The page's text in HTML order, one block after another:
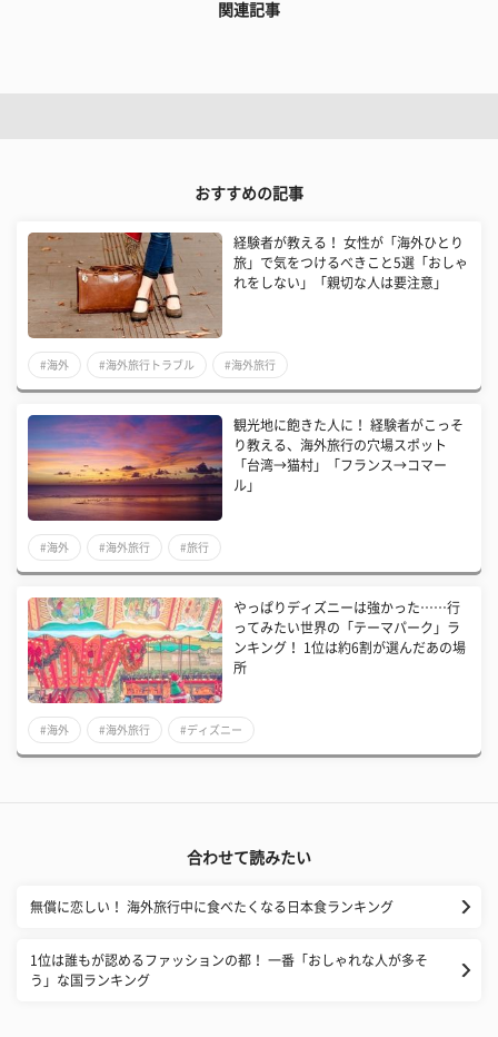
関連記事
おすすめの記事
経験者が教える！ 女性が「海外ひとり
旅」で気をつけるべきこと5選「おしゃ
れをしない」「親切な人は要注意」
#海外 #海外旅行トラブル #海外旅行
観光地に飽きた人に！ 経験者がこっそ
り教える、海外旅行の穴場スポット
「台湾→猫村」「フランス→コマー
ル」
#海外 #海外旅行 #旅行
​やっぱりディズニーは強かった……行
ってみたい世界の「テーマパーク」ラ
ンキング！ 1位は約6割が選んだあの場
所
#海外 #海外旅行 #ディズニー
合わせて読みたい
​無償に恋しい！ 海外旅行中に食べたくなる日本食ランキング
​1位は誰もが認めるファッションの都！ 一番「おしゃれな人が多そ
う」な国ランキング